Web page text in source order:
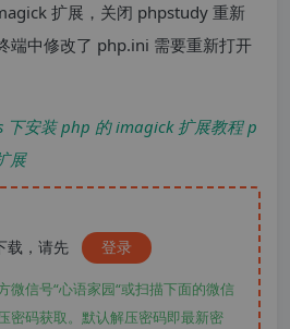
扩展，关闭 phpstudy 重新
端中修改了 php.ini 需要重新打开
下安装 php 的 imagick 扩展教程 p
展
载，请先 登录
微信号“心语家园“或扫描下面的微信
密码获取。默认解压密码即最新密